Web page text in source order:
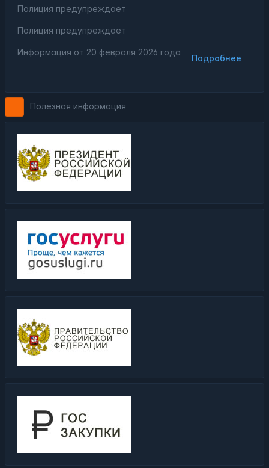
Полиция предупреждает
Полиция предупреждает
Подробнее
Информация от 20 февраля 2026 года
Полезная информация